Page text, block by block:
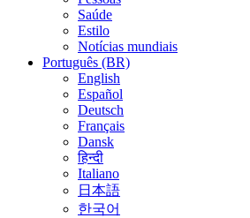
Saúde
Estilo
Notícias mundiais
Português (BR)
English
Español
Deutsch
Français
Dansk
हिन्दी
Italiano
日本語
한국어